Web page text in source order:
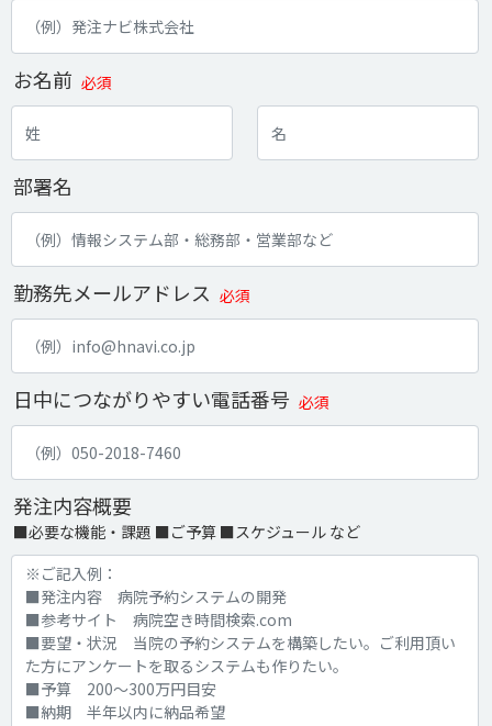
お名前 必須
部署名
勤務先メールアドレス 必須
日中につながりやすい電話番号 必須
発注内容概要
■必要な機能・課題 ■ご予算 ■スケジュール など